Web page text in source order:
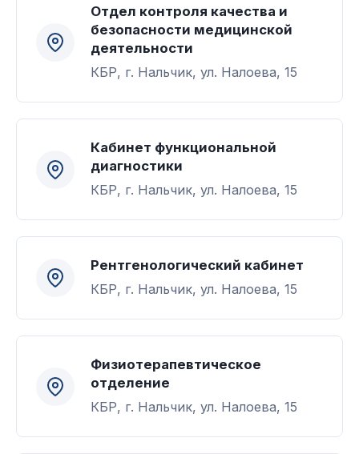
Отдел контроля качества и
безопасности медицинской
деятельности
КБР, г. Нальчик, ул. Налоева, 15
Кабинет функциональной
диагностики
КБР, г. Нальчик, ул. Налоева, 15
Рентгенологический кабинет
КБР, г. Нальчик, ул. Налоева, 15
Физиотерапевтическое
отделение
КБР, г. Нальчик, ул. Налоева, 15